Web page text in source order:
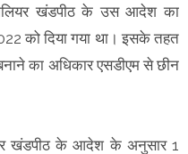
खंडपीठ के उस आदेश का
को दिया गया था। इसके तहत
का अधिकार एसडीएम से छीन
खंडपीठ के आदेश के अनुसार 1